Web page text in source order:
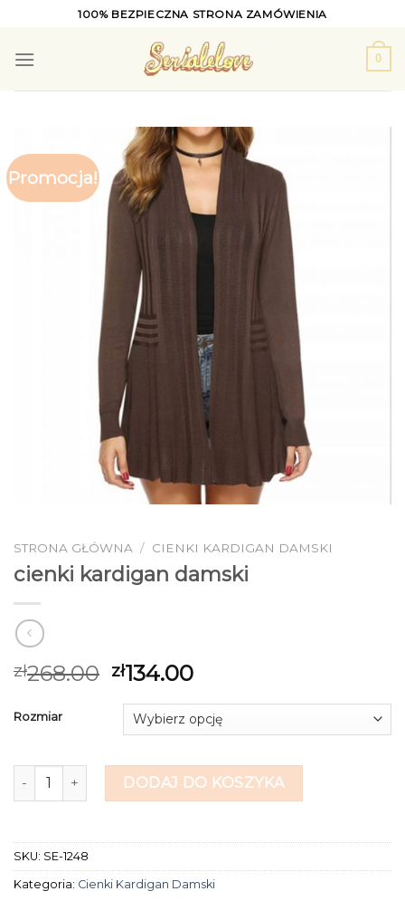
content
100% BEZPIECZNA STRONA ZAMÓWIENIA
0
Promocja!
STRONA GŁÓWNA / CIENKI KARDIGAN DAMSKI
cienki kardigan damski
zł268.00 zł134.00
Rozmiar
ilość cienki kardigan damskiDODAJ DO KOSZYKA
SKU: SE-1248
Kategoria: Cienki Kardigan Damski